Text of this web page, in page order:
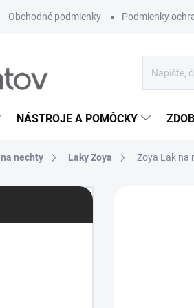
Obchodné podmienky Podmienky
NÁSTROJE A POMÔCKY
nechty Laky Zoya Zoya Lak na